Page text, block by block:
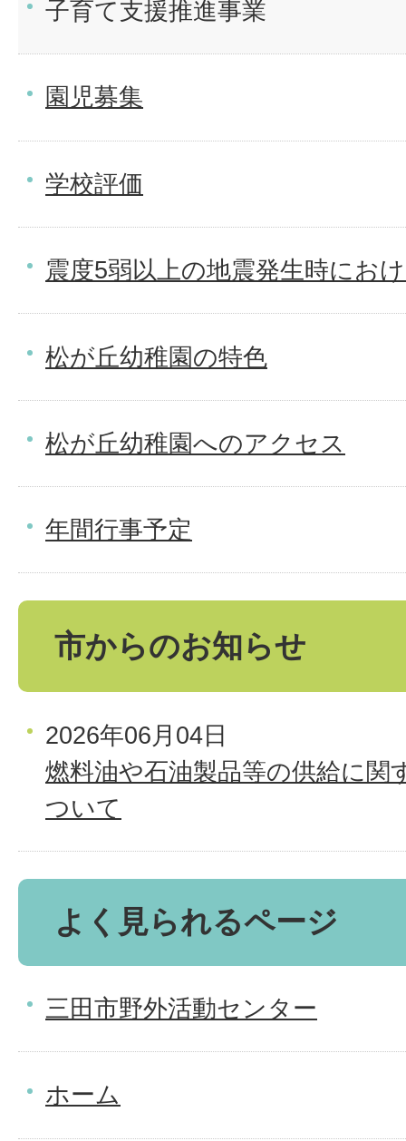
子育て支援推進事業
園児募集
学校評価
震度5弱以上の地震発生時にお
松が丘幼稚園の特色
松が丘幼稚園へのアクセス
年間行事予定
市からのお知らせ
2026年06月04日
燃料油や石油製品等の供給に関
ついて
よく見られるページ
三田市野外活動センター
ホーム